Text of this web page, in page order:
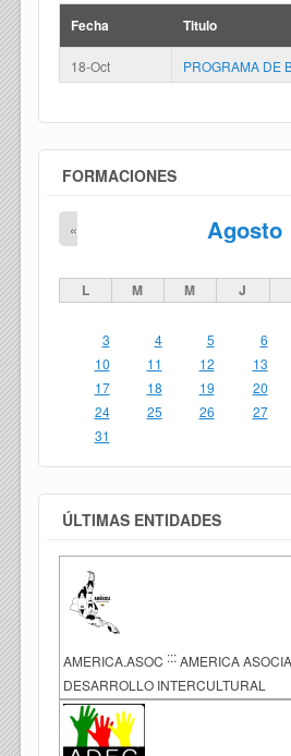
Fecha Titulo
18-Oct PROGRAMA DE
FORMACIONES
Agosto
«
L M M J
3
4 5 6
10
11 12 13
17
18 19 20
24
25 26 27
31
ÚLTIMAS ENTIDADES
AMERICA.ASOC ::: AMERICA
DESARROLLO INTERCULTURAL